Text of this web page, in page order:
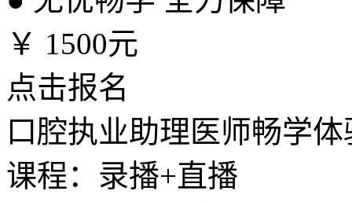
￥ 1500元
点击报名
口腔执业助理医师畅学体
课程：录播+直播